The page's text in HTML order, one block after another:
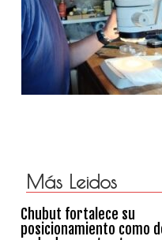
Más Leidos
Chubut fortalece su
posicionamiento como